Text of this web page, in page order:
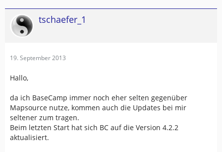
tschaefer_1
19. September 2013
Hallo,
da ich BaseCamp immer noch eher selten gegenüber
Mapsource nutze, kommen auch die Updates bei mir
seltener zum tragen.
Beim letzten Start hat sich BC auf die Version 4.2.2
aktualisiert.